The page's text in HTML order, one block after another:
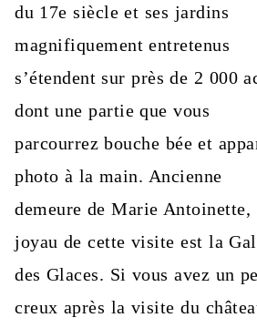
du 17e siècle et ses jardins
magnifiquement entretenus
s’étendent sur près de 2 000
dont une partie que vous
parcourrez bouche bée et
photo à la main. Ancienne
demeure de Marie Antoinette,
joyau de cette visite est la
des Glaces. Si vous avez un
creux après la visite du